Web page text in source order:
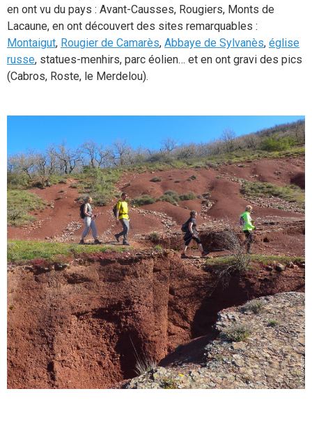
en ont vu du pays : Avant-Causses, Rougiers, Monts de
Lacaune, en ont découvert des sites remarquables :
Montaigut, Rougier de Camarès, Abbaye de Sylvanès, église
russe, statues-menhirs, parc éolien… et en ont gravi des pics
(Cabros, Roste, le Merdelou).